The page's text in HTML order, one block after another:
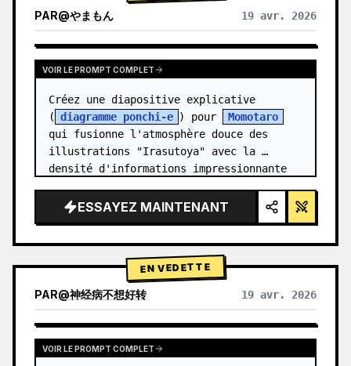
PAR@やまもん 19 avr. 2026
VOIR LES RÉSULTATS D'AUTRES MODÈLES
VOIR LE PROMPT COMPLET
Créez une diapositive explicative
( diagramme ponchi-e ) pour
Momotaro
qui fusionne l'atmosphère douce des
illustrations "Irasutoya" avec la
densité d'informations impressionnante
ESSAYEZ MAINTENANT
EN VEDETTE
PAR@神经病不想好转 19 avr. 2026
VOIR LE PROMPT COMPLET